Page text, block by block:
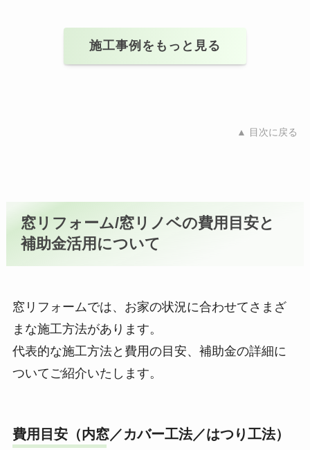
施工事例をもっと見る
▲ 目次に戻る
窓リフォーム/窓リノベの費用目安と
補助金活用について
窓リフォームでは、お家の状況に合わせてさまざ
まな施工方法があります。
代表的な施工方法と費用の目安、補助金の詳細に
ついてご紹介いたします。
費用目安（内窓／カバー工法／はつり工法）